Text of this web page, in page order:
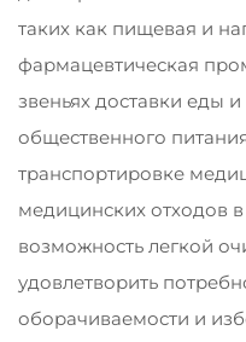
таких как пищевая и
фармацевтическая
звеньях доставки еды
общественного
транспортировке
медицинских отходов
возможность легкой
удовлетворить
оборачиваемости и